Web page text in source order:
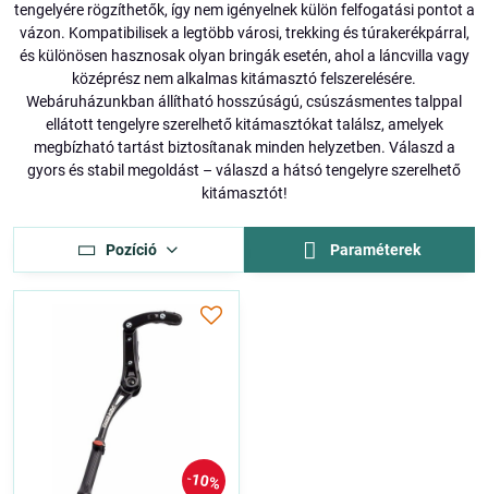
tengelyére rögzíthetők, így nem igényelnek külön felfogatási pontot a
vázon. Kompatibilisek a legtöbb városi, trekking és túrakerékpárral,
és különösen hasznosak olyan bringák esetén, ahol a láncvilla vagy
középrész nem alkalmas kitámasztó felszerelésére.
Webáruházunkban állítható hosszúságú, csúszásmentes talppal
ellátott tengelyre szerelhető kitámasztókat találsz, amelyek
megbízható tartást biztosítanak minden helyzetben. Válaszd a
gyors és stabil megoldást – válaszd a hátsó tengelyre szerelhető
kitámasztót!
Pozíció Paraméterek
10%